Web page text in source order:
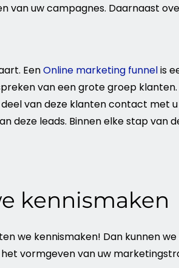
van uw campagnes. Daarnaast
EenOnline marketing funnelis
van een grote groep
deel van deze klanten contact met
deze leads. Binnen elke stap van
kennismaken
we kennismaken! Dan kunnen
vormgeven van uw